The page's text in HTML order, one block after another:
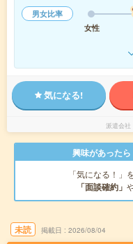
男女比率
女性
気になる!
派遣会社
興味があった
「気になる！」
「面談確約」
未読 掲載日 2026/08/04